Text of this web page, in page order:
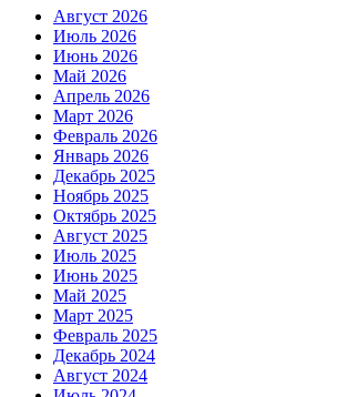
Август 2026
Июль 2026
Июнь 2026
Май 2026
Апрель 2026
Март 2026
Февраль 2026
Январь 2026
Декабрь 2025
Ноябрь 2025
Октябрь 2025
Август 2025
Июль 2025
Июнь 2025
Май 2025
Март 2025
Февраль 2025
Декабрь 2024
Август 2024